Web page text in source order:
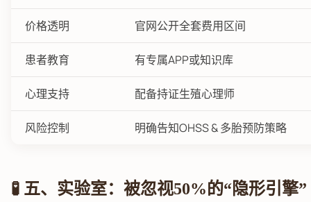
价格透明 官网公开全套费用区间
患者教育 有专属APP或知识库
心理支持 配备持证生殖心理师
风险控制 明确告知OHSS & 多胎预防策略
🧪 五、实验室：被忽视50%的“隐形引擎”